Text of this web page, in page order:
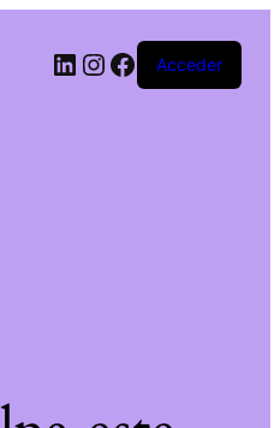
Acceder